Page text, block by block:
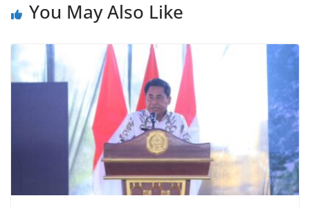
You May Also Like